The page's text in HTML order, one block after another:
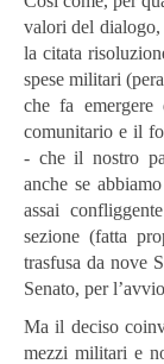
valori del dialogo,
la citata
spese militari
che fa
comunitario e il
- che il nostro
anche se
assai
sezione (fatta
trasfusa da nove
Senato, per
Ma il deciso
mezzi militari e